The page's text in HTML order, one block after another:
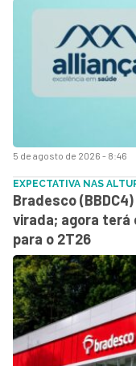
5 de agosto de 2026 - 8:46
EXPECTATIVA NAS
Bradesco
virada; agora terá
para o 2T26